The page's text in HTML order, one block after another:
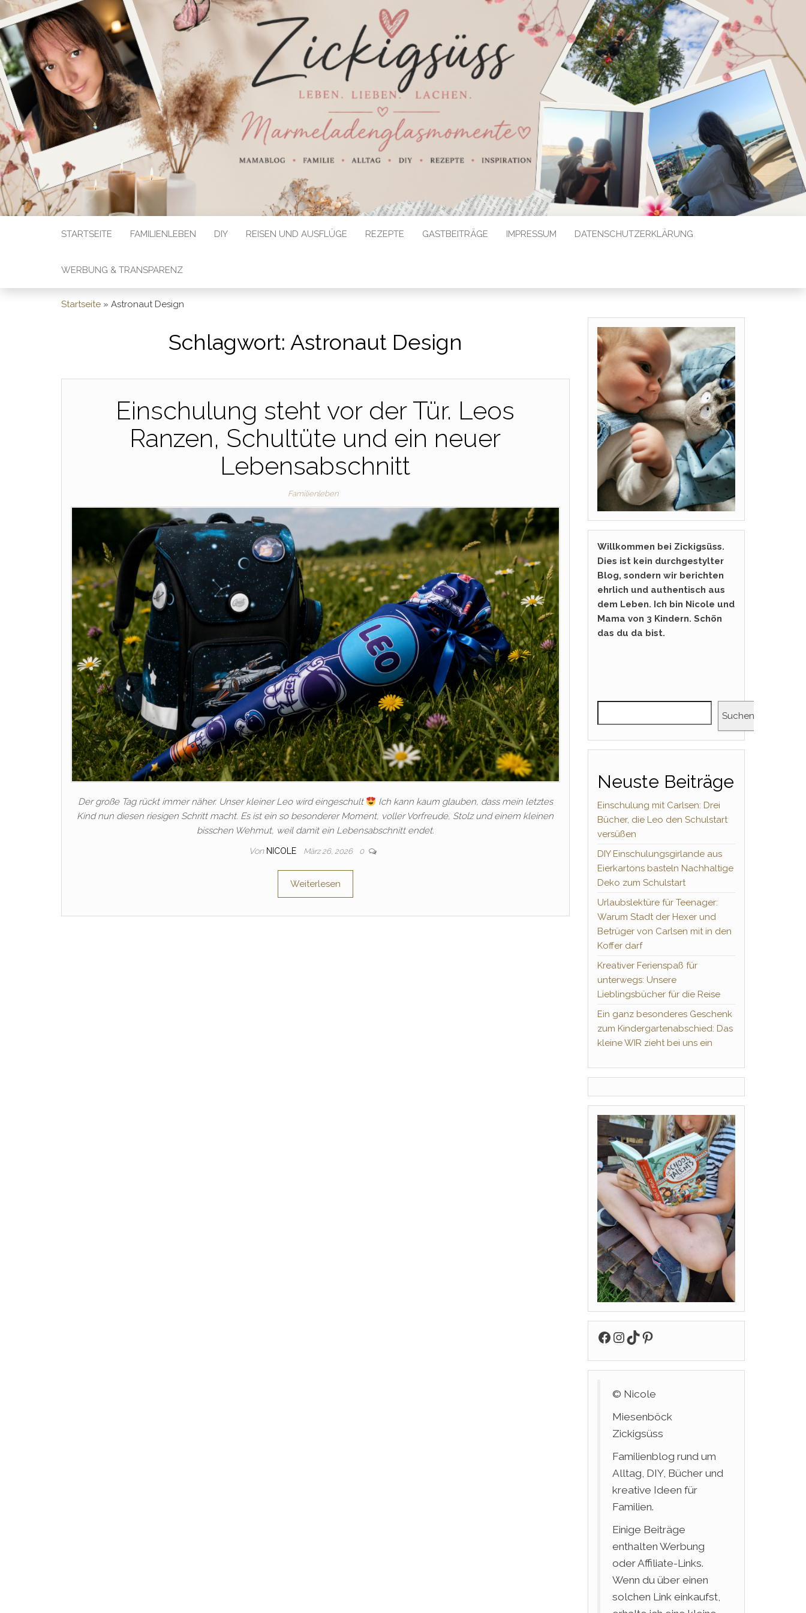
STARTSEITE FAMILIENLEBEN DIY REISEN UND AUSFLÜGE REZEPTE GASTBEITRÄGE IMPRESSUM DATENSCHUTZERKLÄRUNG
WERBUNG & TRANSPARENZ
Startseite » Astronaut Design
Schlagwort: Astronaut Design
Einschulung steht vor der Tür. Leos
Ranzen, Schultüte und ein neuer
Lebensabschnitt
Familienleben
Der große Tag rückt immer näher. Unser kleiner Leo wird eingeschult
Ich kann kaum glauben, dass mein letztes
Kind nun diesen riesigen Schritt macht. Es ist ein so besonderer Moment, voller Vorfreude, Stolz und einem kleinen
bisschen Wehmut, weil damit ein Lebensabschnitt endet.
Von NICOLE März 26, 2026 0
Weiterlesen
Willkommen bei Zickigsüss.
Dies ist kein durchgestylter
Blog, sondern wir berichten
ehrlich und authentisch aus
dem Leben. Ich bin Nicole und
Mama von 3 Kindern. Schön
das du da bist.
Suchen
Neuste Beiträge
Einschulung mit Carlsen: Drei
Bücher, die Leo den Schulstart
versüßen
DIY Einschulungsgirlande aus
Eierkartons basteln Nachhaltige
Deko zum Schulstart
Urlaubslektüre für Teenager:
Warum Stadt der Hexer und
Betrüger von Carlsen mit in den
Koffer darf
Kreativer Ferienspaß für
unterwegs: Unsere
Lieblingsbücher für die Reise
Ein ganz besonderes Geschenk
zum Kindergartenabschied: Das
kleine WIR zieht bei uns ein
Facebook
Instagram
TikTok
Pinterest
© Nicole
Miesenböck
Zickigsüss
Familienblog rund um
Alltag, DIY, Bücher und
kreative Ideen für
Familien.
Einige Beiträge
enthalten Werbung
oder Affiliate-Links.
Wenn du über einen
solchen Link einkaufst,